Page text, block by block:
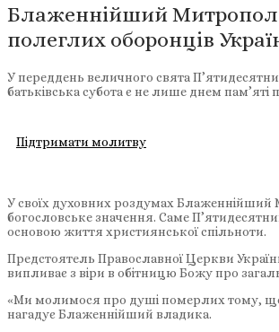
Блаженнійший
полеглих оборонців
У переддень величного свята
батьківська субота є не лише днем
Підтримати молитву
У своїх духовних роздумах Блаженнійший
богословське значення. Саме
основою життя християнської спільноти.
Предстоятель Православної Церкви
випливає з віри в обітницю Божу про
«Ми молимося про душі померлих тому, що
нагадує Блаженнійший владика.